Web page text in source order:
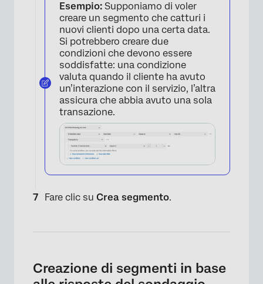
×
Esempio: Supponiamo di voler
creare un segmento che catturi i
nuovi clienti dopo una certa data.
Si potrebbero creare due
condizioni che devono essere
soddisfatte: una condizione
valuta quando il cliente ha avuto
un’interazione con il servizio, l’altra
assicura che abbia avuto una sola
transazione.
Fare clic su Crea segmento.
Creazione di segmenti in base